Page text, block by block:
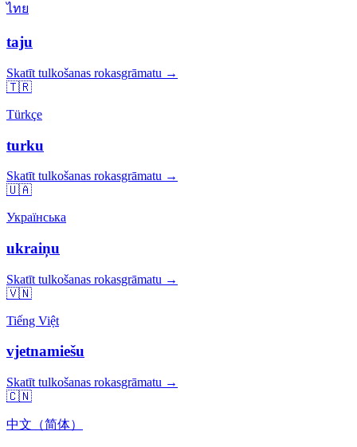
ไทย
taju
Skatīt tulkošanas rokasgrāmatu →
🇹🇷
Türkçe
turku
Skatīt tulkošanas rokasgrāmatu →
🇺🇦
Українська
ukraiņu
Skatīt tulkošanas rokasgrāmatu →
🇻🇳
Tiếng Việt
vjetnamiešu
Skatīt tulkošanas rokasgrāmatu →
🇨🇳
中文（简体）